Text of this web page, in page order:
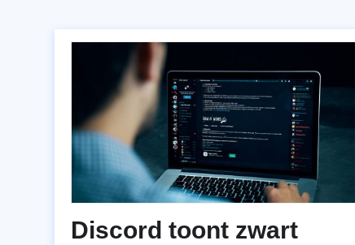
Discord toont zwart